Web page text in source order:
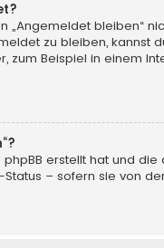
bleiben“
zu bleiben, kannst
Beispiel in einem
phpBB erstellt hat und
Status – sofern sie von